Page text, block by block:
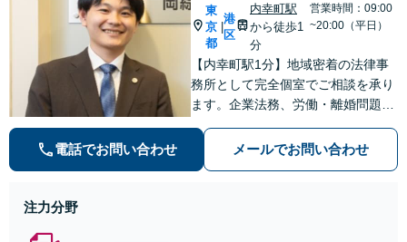
東
京
都
港
区
内幸町駅
から徒歩1
分
営業時間：09:00
~20:00（平日）
【内幸町駅1分】地域密着の法律事
務所として完全個室でご相談を承り
ます。企業法務、労働・離婚問題、
応。早めのご相談が解決の近道で
す。一人で抱え込まず一緒に整理し
電話でお問い合わせ メールでお問い合わせ
注力分野